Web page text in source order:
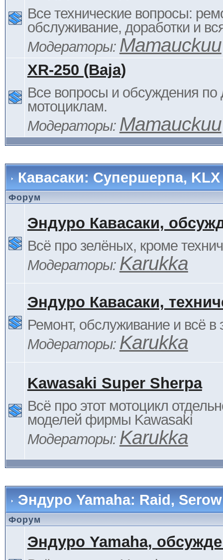
Все технические вопросы:
обслуживание, доработки и
Модераторы: Mamauckuu
XR-250 (Baja)
Все вопросы и обсуждения
мотоциклам.
Модераторы: Mamauckuu
Кавасаки: Супершерпа,
Форум
Эндуро Кавасаки,
Всё про зелёных, кроме
Модераторы: Karukka
Эндуро Кавасаки,
Ремонт, обслуживание и всё в
Модераторы: Karukka
Kawasaki Super Sherpa
Всё про этот мотоцикл
моделей фирмы Kawasaki
Модераторы: Karukka
Эндуро Yamaha: Raid,
Форум
Эндуро Yamaha,